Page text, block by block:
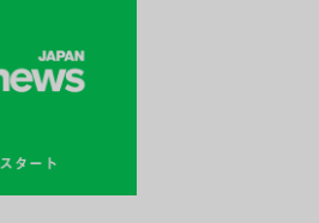
ランティコ手稿』より。Photo: